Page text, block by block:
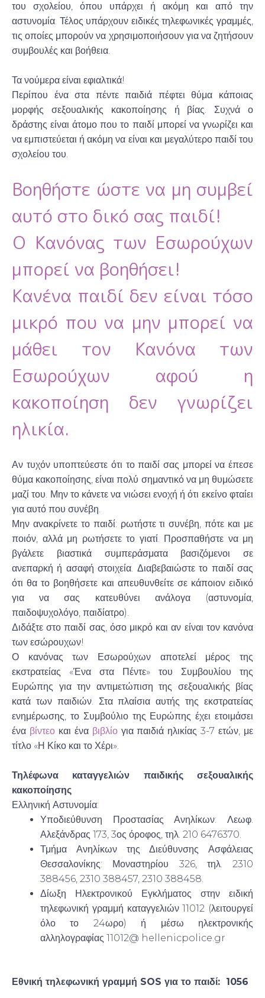
του σχολείου, όπου υπάρχει ή ακόμη και από την
αστυνομία. Τέλος υπάρχουν ειδικές τηλεφωνικές γραμμές,
τις οποίες μπορούν να χρησιμοποιήσουν για να ζητήσουν
συμβουλές και βοήθεια.
Τα νούμερα είναι εφιαλτικά!
Περίπου ένα στα πέντε παιδιά πέφτει θύμα κάποιας
μορφής σεξουαλικής κακοποίησης ή βίας. Συχνά ο
δράστης είναι άτομο που το παιδί μπορεί να γνωρίζει και
να εμπιστεύεται ή ακόμη να είναι και μεγαλύτερο παιδί του
σχολείου του.
Βοηθήστε ώστε να μη συμβεί
αυτό στο δικό σας παιδί!
Ο Κανόνας των Εσωρούχων
μπορεί να βοηθήσει!
Κανένα παιδί δεν είναι τόσο
μικρό που να μην μπορεί να
μάθει τον Κανόνα των
Εσωρούχων αφού η
κακοποίηση δεν γνωρίζει
ηλικία.
Αν τυχόν υποπτεύεστε ότι το παιδί σας μπορεί να έπεσε
θύμα κακοποίησης, είναι πολύ σημαντικό να μη θυμώσετε
μαζί του. Μην το κάνετε να νιώσει ενοχή ή ότι εκείνο φταίει
για αυτό που συνέβη.
Μην ανακρίνετε το παιδί: ρωτήστε τι συνέβη, πότε και με
ποιόν, αλλά μη ρωτήσετε το γιατί. Προσπαθήστε να μη
βγάλετε βιαστικά συμπεράσματα βασιζόμενοι σε
ανεπαρκή ή ασαφή στοιχεία. Διαβεβαιώστε το παιδί σας
ότι θα το βοηθήσετε και απευθυνθείτε σε κάποιον ειδικό
για να σας κατευθύνει ανάλογα (αστυνομία,
παιδοψυχολόγο, παιδίατρο).
Διδάξτε στο παιδί σας, όσο μικρό και αν είναι τον κανόνα
των εσώρουχων!
Ο κανόνας των Εσωρούχων αποτελεί μέρος της
εκστρατείας «Ένα στα Πέντε» του Συμβουλίου της
Ευρώπης για την αντιμετώπιση της σεξουαλικής βίας
κατά των παιδιών. Στα πλαίσια αυτής της εκστρατείας
ενημέρωσης, το Συμβούλιο της Ευρώπης έχει ετοιμάσει
ένα βίντεοκαι ένα βιβλίογια παιδιά ηλικίας 3-7 ετών, με
τίτλο «Η Κίκο και το Χέρι».
Τηλέφωνα καταγγελιών παιδικής σεξουαλικής
κακοποίησης
Ελληνική Αστυνομία:
Υποδιεύθυνση Προστασίας Ανηλίκων: Λεωφ.
Αλεξάνδρας 173, 3ος όροφος, τηλ. 210 6476370.
Τμήμα Ανηλίκων της Διεύθυνσης Ασφάλειας
Θεσσαλονίκης: Μοναστηρίου 326, τηλ. 2310
388456, 2310 388457, 2310 388458.
Δίωξη Ηλεκτρονικού Εγκλήματος στην ειδική
τηλεφωνική γραμμή καταγγελιών 11012 (λειτουργεί
όλο το 24ωρο) ή μέσω ηλεκτρονικής
αλληλογραφίας 11012@ hellenicpolice.gr
Εθνική τηλεφωνική γραμμή SOS για το παιδί: 1056